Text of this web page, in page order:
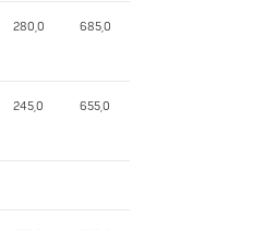
280,0 685,0
245,0 655,0